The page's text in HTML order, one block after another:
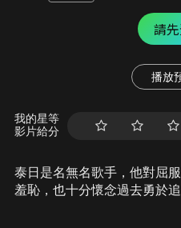
請
播放
我的星等
影片給分
泰日是名無名歌手，他對屈
羞恥，也十分懷念過去勇於